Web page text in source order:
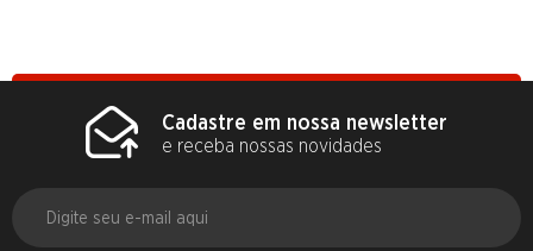
Cadastre em nossa newsletter
e receba nossas novidades